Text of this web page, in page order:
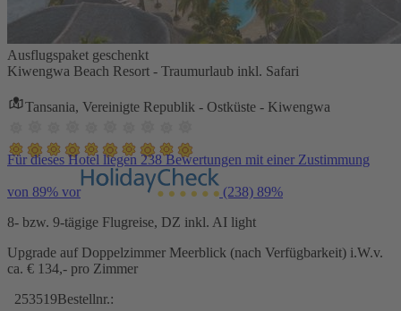
Ausflugspaket geschenkt
Kiwengwa Beach Resort - Traumurlaub inkl. Safari
Tansania, Vereinigte Republik - Ostküste - Kiwengwa
Für dieses Hotel liegen 238 Bewertungen mit einer Zustimmung
von 89% vor (238) 89%
8- bzw. 9-tägige Flugreise, DZ inkl. AI light
Upgrade auf Doppelzimmer Meerblick (nach Verfügbarkeit) i.W.v.
ca. € 134,- pro Zimmer
253519Bestellnr.: